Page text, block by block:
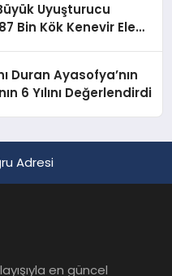
Uyuşturucu
Bin Kök Kenevir Ele
Duran Ayasofya’nın
6 Yılını Değerlendirdi
Adresi
en güncel